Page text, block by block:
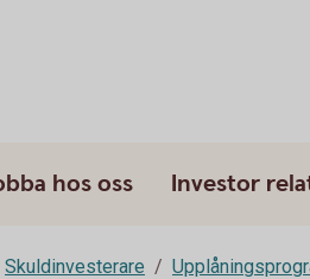
hos oss Investor
Skuldinvesterare